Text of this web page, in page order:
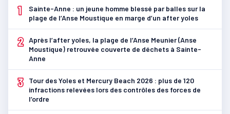
1
Sainte-Anne : un jeune homme blessé par balles sur la
plage de l’Anse Moustique en marge d’un after yoles
2 Après l’after yoles, la plage de l’Anse Meunier (Anse
Moustique) retrouvée couverte de déchets à Sainte-
Anne
3
Tour des Yoles et Mercury Beach 2026 : plus de 120
infractions relevées lors des contrôles des forces de
l’ordre